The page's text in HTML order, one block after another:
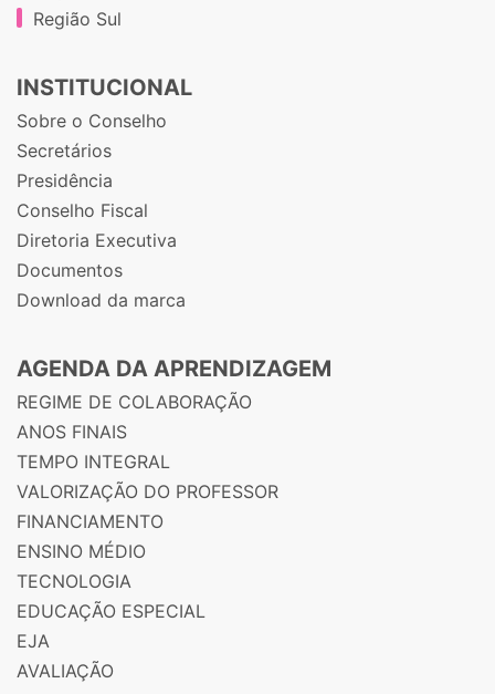
Região Sul
INSTITUCIONAL
Sobre o Conselho
Secretários
Presidência
Conselho Fiscal
Diretoria Executiva
Documentos
Download da marca
AGENDA DA APRENDIZAGEM
REGIME DE COLABORAÇÃO
ANOS FINAIS
TEMPO INTEGRAL
VALORIZAÇÃO DO PROFESSOR
FINANCIAMENTO
ENSINO MÉDIO
TECNOLOGIA
EDUCAÇÃO ESPECIAL
EJA
AVALIAÇÃO